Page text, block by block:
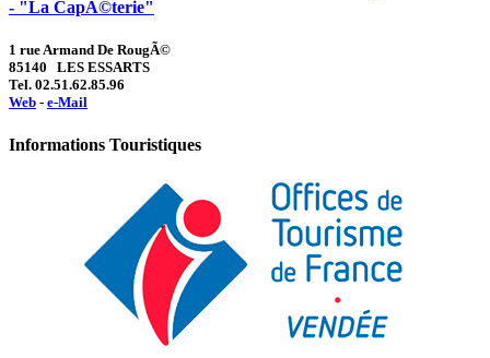
- "La CapÃ©terie"
1 rue Armand De RougÃ©
85140 LES ESSARTS
Tel. 02.51.62.85.96
Web - e-Mail
Informations Touristiques